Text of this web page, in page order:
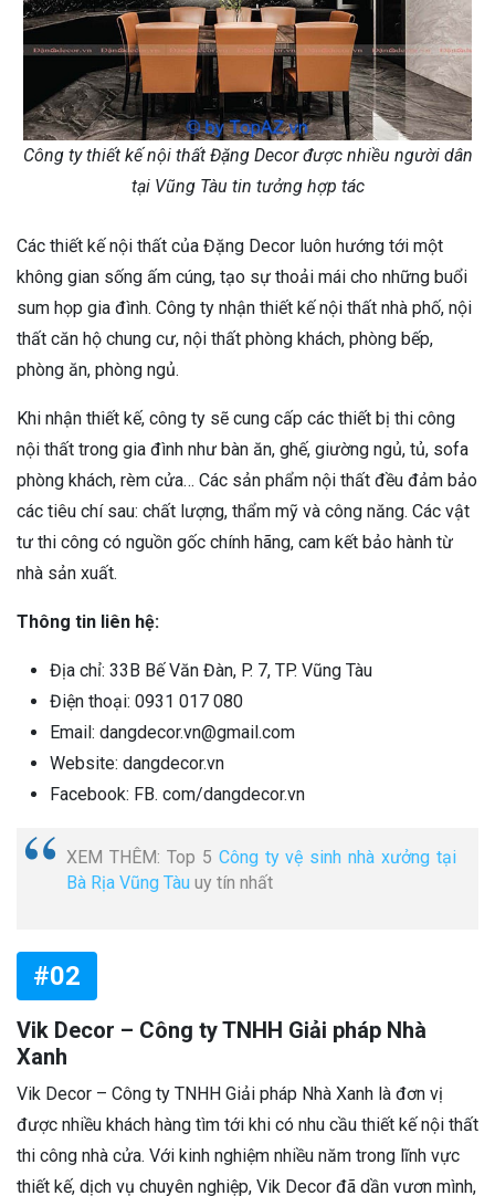
Công ty thiết kế nội thất Đặng Decor được nhiều người dân
tại Vũng Tàu tin tưởng hợp tác
Các thiết kế nội thất của Đặng Decor luôn hướng tới một
không gian sống ấm cúng, tạo sự thoải mái cho những buổi
sum họp gia đình. Công ty nhận thiết kế nội thất nhà phố, nội
thất căn hộ chung cư, nội thất phòng khách, phòng bếp,
phòng ăn, phòng ngủ.
Khi nhận thiết kế, công ty sẽ cung cấp các thiết bị thi công
nội thất trong gia đình như bàn ăn, ghế, giường ngủ, tủ, sofa
phòng khách, rèm cửa… Các sản phẩm nội thất đều đảm bảo
các tiêu chí sau: chất lượng, thẩm mỹ và công năng. Các vật
tư thi công có nguồn gốc chính hãng, cam kết bảo hành từ
nhà sản xuất.
Thông tin liên hệ:
Địa chỉ: 33B Bế Văn Đàn, P. 7, TP. Vũng Tàu
Điện thoại: 0931 017 080
Email: dangdecor.vn@gmail.com
Website: dangdecor.vn
Facebook: FB. com/dangdecor.vn
XEM THÊM: Top 5 Công ty vệ sinh nhà xưởng tại
Bà Rịa Vũng Tàu uy tín nhất
#02
Vik Decor – Công ty TNHH Giải pháp Nhà
Xanh
Vik Decor – Công ty TNHH Giải pháp Nhà Xanh là đơn vị
được nhiều khách hàng tìm tới khi có nhu cầu thiết kế nội thất
thi công nhà cửa. Với kinh nghiệm nhiều năm trong lĩnh vực
thiết kế, dịch vụ chuyên nghiệp, Vik Decor đã dần vươn mình,